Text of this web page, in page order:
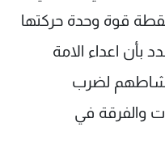
قوة وحدة حركتها
بأن اعداء الامة
نشاطهم لضرب
والفرقة في